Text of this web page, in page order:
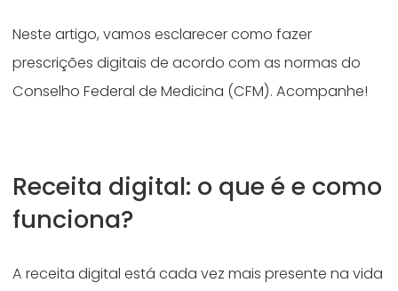
Neste artigo, vamos esclarecer como fazer
prescrições digitais de acordo com as normas do
Conselho Federal de Medicina (CFM). Acompanhe!
Receita digital: o que é e como
funciona?
A receita digital está cada vez mais presente na vida